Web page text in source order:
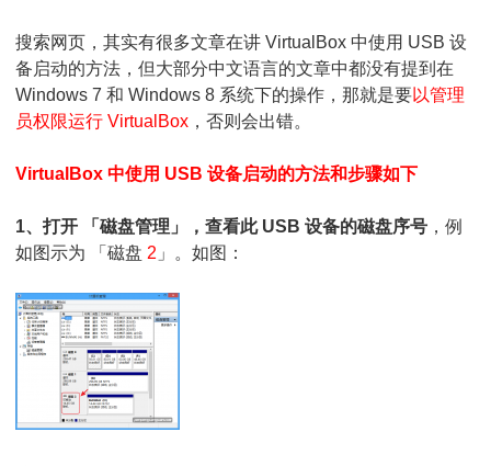
方
法
搜索网页，其实有很多文章在讲 VirtualBox 中使用 USB 设
备启动的方法，但大部分中文语言的文章中都没有提到在
Windows 7 和 Windows 8 系统下的操作，那就是要以管理
员权限运行 VirtualBox ，否则会出错。
VirtualBox 中使用 USB 设备启动的方法和步骤如下
1、打开 「磁盘管理」，查看此 USB 设备的磁盘序号 ，例
如图示为 「磁盘 2 」。如图：